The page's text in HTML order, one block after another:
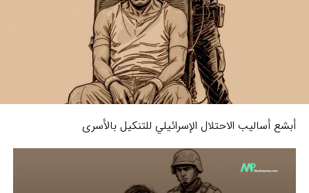
أبشع أساليب الاحتلال الإسرائيلي للتنكيل بالأسرى